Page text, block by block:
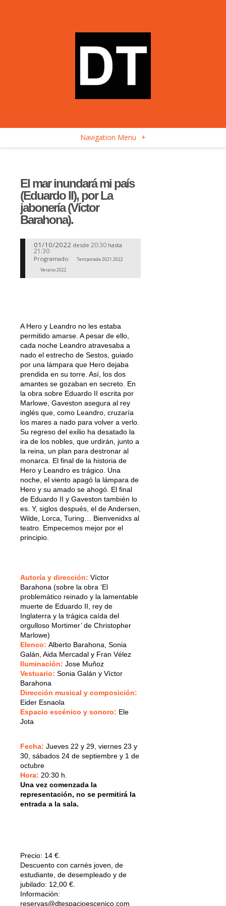
Navigation Menu +
El mar inundará mi país
(Eduardo II), por La
jabonería (Víctor
Barahona).
01/10/2022 desde 20:30 hasta
21:30
Programado
Temporada 2021 2022
Verano 2022
A Hero y Leandro no les estaba
permitido amarse. A pesar de ello,
cada noche Leandro atravesaba a
nado el estrecho de Sestos, guiado
por una lámpara que Hero dejaba
prendida en su torre. Así, los dos
amantes se gozaban en secreto. En
la obra sobre Eduardo II escrita por
Marlowe, Gaveston asegura al rey
inglés que, como Leandro, cruzaría
los mares a nado para volver a verlo.
Su regreso del exilio ha desatado la
ira de los nobles, que urdirán, junto a
la reina, un plan para destronar al
monarca. El final de la historia de
Hero y Leandro es trágico. Una
noche, el viento apagó la lámpara de
Hero y su amado se ahogó. El final
de Eduardo II y Gaveston también lo
es. Y, siglos después, el de Andersen,
Wilde, Lorca, Turing… Bienvenidxs al
teatro. Empecemos mejor por el
principio.
Autoría y dirección: Víctor
Barahona (sobre la obra ‘El
problemático reinado y la lamentable
muerte de Eduardo II, rey de
Inglaterra y la trágica caída del
orgulloso Mortimer’ de Christopher
Marlowe)
Elenco: Alberto Barahona, Sonia
Galán, Aida Mercadal y Fran Vélez
Iluminación: Jose Muñoz
Vestuario: Sonia Galán y Víctor
Barahona
Dirección musical y composición:
Eider Esnaola
Espacio escénico y sonoro: Ele
Jota
Fecha: Jueves 22 y 29, viernes 23 y
30, sábados 24 de septiembre y 1 de
octubre
Hora: 20:30 h.
Una vez comenzada la
representación, no se permitirá la
entrada a la sala.
Precio: 14 €.
Descuento con carnés joven, de
estudiante, de desempleado y de
jubilado: 12,00 €.
Información:
reservas@dtespacioescenico.com